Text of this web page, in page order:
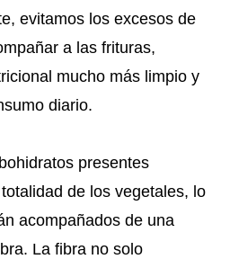
evitamos los excesos de
a las frituras,
mucho más limpio y
diario.
presentes
de los vegetales, lo
acompañados de una
La fibra no solo